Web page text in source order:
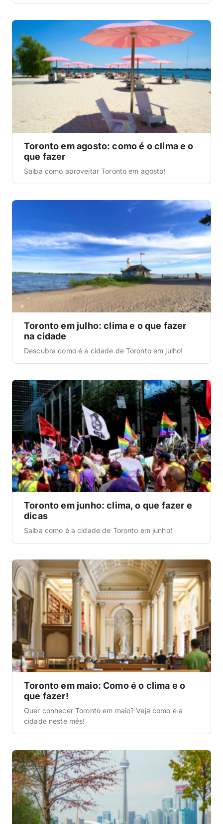
Toronto em agosto: como é o clima e o
que fazer
Saiba como aproveitar Toronto em agosto!
Toronto em julho: clima e o que fazer
na cidade
Descubra como é a cidade de Toronto em julho!
Toronto em junho: clima, o que fazer e
dicas
Saiba como é a cidade de Toronto em junho!
Toronto em maio: Como é o clima e o
que fazer!
Quer conhecer Toronto em maio? Veja como é a
cidade neste mês!